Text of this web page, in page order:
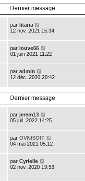
Dernier message
par litana
12 nov. 2021 15:34
par louve66
01 juin 2021 11:22
par admin
12 déc. 2020 20:42
Dernier message
par jerem13
05 juil. 2022 14:25
par OVNISOIT
04 mai 2021 05:12
par Cyrielle
02 nov. 2020 19:53